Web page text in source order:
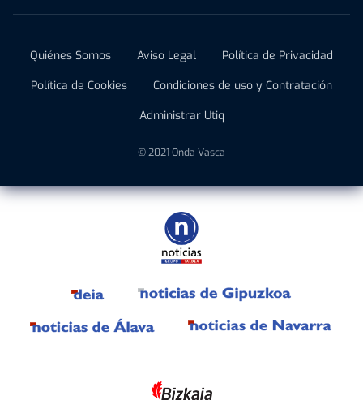
Quiénes Somos Aviso Legal
Política de Privacidad
Política de Cookies
Condiciones de uso y Contratación
Administrar Utiq
© 2021 Onda Vasca